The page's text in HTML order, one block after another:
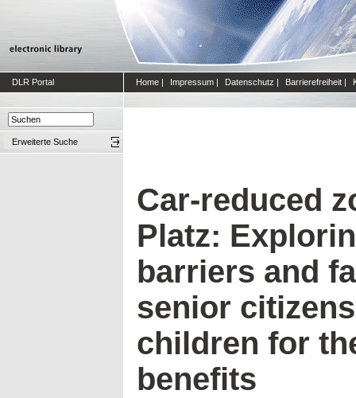
DLR Portal Home | Impressum | Datenschutz | Barrierefreiheit |
Erweiterte Suche
Car-reduced
Platz:
barriers and
senior
children for
benefits